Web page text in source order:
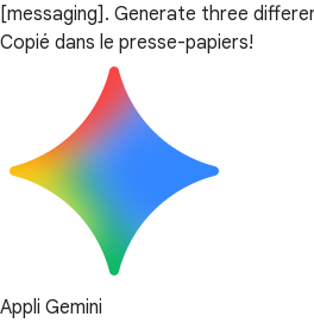
[messaging]. Generate three
Copié dans le presse-papiers!
Appli Gemini